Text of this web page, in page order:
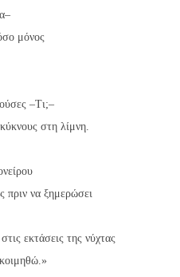
μόνος
–Τι;–
στη λίμνη.
πριν να ξημερώσει
εκτάσεις της νύχτας